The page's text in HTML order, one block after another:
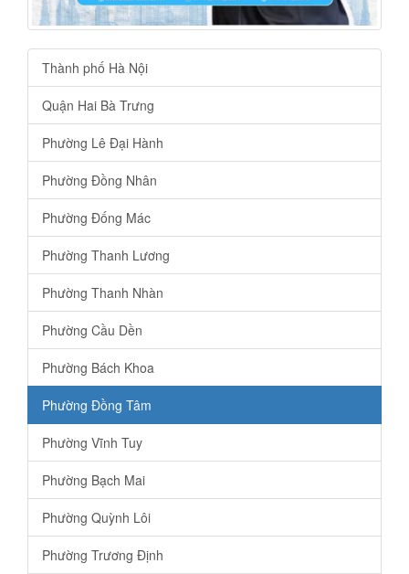
Thành phố Hà Nội
Quận Hai Bà Trưng
Phường Lê Đại Hành
Phường Đồng Nhân
Phường Đống Mác
Phường Thanh Lương
Phường Thanh Nhàn
Phường Cầu Dền
Phường Bách Khoa
Phường Đồng Tâm
Phường Vĩnh Tuy
Phường Bạch Mai
Phường Quỳnh Lôi
Phường Trương Định